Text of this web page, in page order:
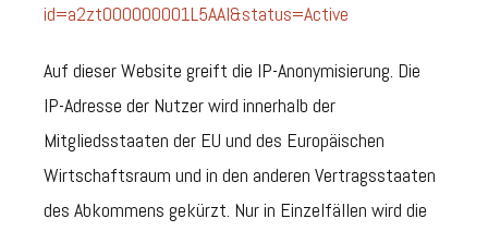
id=a2zt000000001L5AAI&status=Active
Auf dieser Website greift die IP-Anonymisierung. Die
IP-Adresse der Nutzer wird innerhalb der
Mitgliedsstaaten der EU und des Europäischen
Wirtschaftsraum und in den anderen Vertragsstaaten
des Abkommens gekürzt. Nur in Einzelfällen wird die